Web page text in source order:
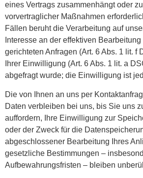
eines Vertrags zusammenhängt oder
vorvertraglicher Maßnahmen
Fällen beruht die Verarbeitung auf
Interesse an der effektiven
gerichteten Anfragen (Art. 6 Abs. 1 lit. f
Ihrer Einwilligung (Art. 6 Abs. 1 lit. a
abgefragt wurde; die Einwilligung ist
Die von Ihnen an uns per
Daten verbleiben bei uns, bis Sie uns
auffordern, Ihre Einwilligung zur
oder der Zweck für die
abgeschlossener Bearbeitung Ihres
gesetzliche Bestimmungen –
Aufbewahrungsfristen – bleiben